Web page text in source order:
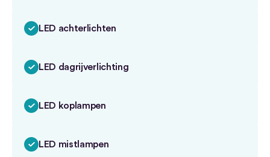
LED achterlichten
LED dagrijverlichting
LED koplampen
LED mistlampen